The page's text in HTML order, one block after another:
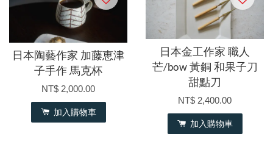
日本陶藝作家 加藤恵津
子手作 馬克杯
NT$ 2,000.00
加入購物車
日本金工作家 職人
芒/bow 黃銅 和果子刀
甜點刀
NT$ 2,400.00
加入購物車